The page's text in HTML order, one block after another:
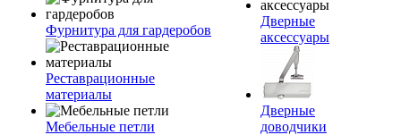
Фурнитура для гардеробов
Реставрационные
материалы
Мебельные петли
Дверные
аксессуары
Дверные
доводчики